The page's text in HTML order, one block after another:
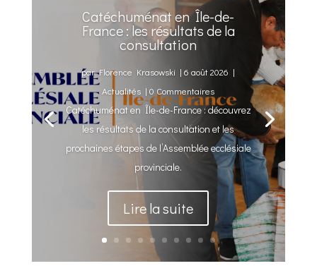
Catéchuménat en Île-de-
France : les résultats de la
consultation
parFlorence Krasowski |6 août 2026 |
Actualités | 0 Commentaires
Catéchuménat en Île-de-France : découvrez
les résultats de la consultation et les
prochaines étapes de l’Assemblée ecclésiale
provinciale.
Lire la suite